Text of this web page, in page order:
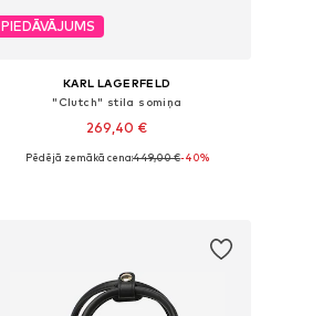
PIEDĀVĀJUMS
KARL LAGERFELD
"Clutch" stila somiņa
269,40 €
Pieejamie izmēri: One Size
Pēdējā zemākā cena:449,00 €-40%